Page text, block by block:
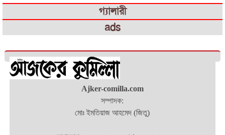
গ্যালারী
ads
Ajker-comilla.com
সম্পাদক:
মোঃ ইমতিয়াজ আহমেদ (জিতু)